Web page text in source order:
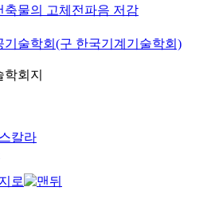
축물의 고체전파음 저감
기술학회(구 한국기계기술학회)
회지
칼라